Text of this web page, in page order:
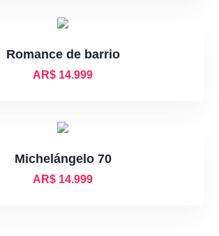
Romance de barrio
AR$ 14.999
Michelángelo 70
AR$ 14.999